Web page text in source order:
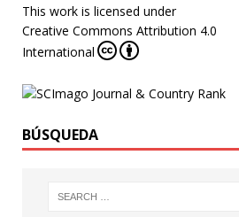
This work is licensed under
Creative Commons Attribution 4.0
International
BÚSQUEDA